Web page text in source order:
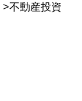
>不動産投資